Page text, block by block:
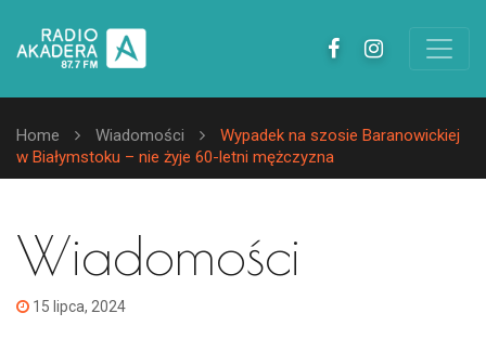
Home Wiadomości
Wypadek na szosie Baranowickiej
w Białymstoku – nie żyje 60-letni mężczyzna
Wiadomości
15 lipca, 2024